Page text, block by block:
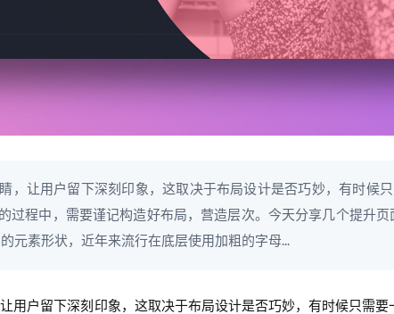
，让用户留下深刻印象，这取决于布局设计是否巧妙，有时候
过程中，需要谨记构造好布局，营造层次。今天分享几个提升
元素形状，近年来流行在底层使用加粗的字母...
用户留下深刻印象，这取决于布局设计是否巧妙，有时候只需